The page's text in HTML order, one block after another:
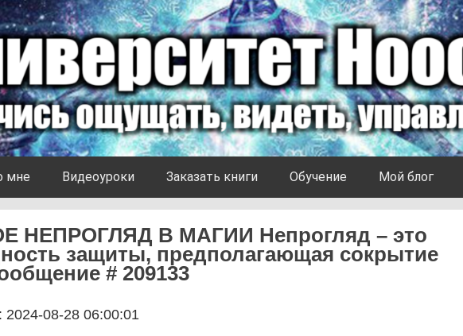
мне Видеоуроки Заказать книги Обучение Мой блог
НЕПРОГЛЯД В МАГИИ Непрогляд – это
защиты, предполагающая сокрытие
# 209133
08-28 06:00:01